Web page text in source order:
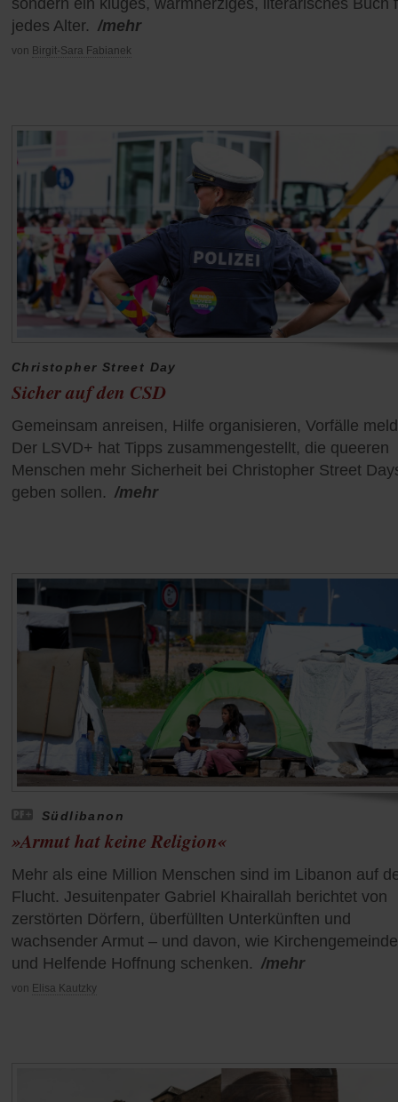
jedes Alter. /mehr
von Birgit-Sara Fabianek
Christopher Street Day
Sicher auf den CSD
Gemeinsam anreisen, Hilfe organisieren, Vorfälle
Der LSVD+ hat Tipps zusammengestellt, die queeren
Menschen mehr Sicherheit bei Christopher Street
geben sollen. /mehr
Südlibanon
»Armut hat keine Religion«
Mehr als eine Million Menschen sind im Libanon auf
Flucht. Jesuitenpater Gabriel Khairallah berichtet von
zerstörten Dörfern, überfüllten Unterkünften und
wachsender Armut – und davon, wie
und Helfende Hoffnung schenken. /mehr
von Elisa Kautzky